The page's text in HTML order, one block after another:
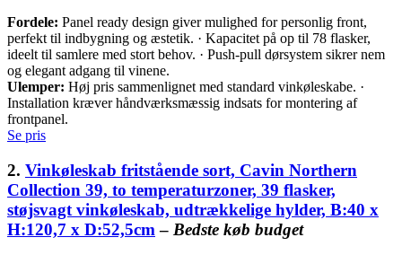
Fordele: Panel ready design giver mulighed for personlig front,
perfekt til indbygning og æstetik. · Kapacitet på op til 78 flasker,
ideelt til samlere med stort behov. · Push-pull dørsystem sikrer nem
og elegant adgang til vinene.
Ulemper: Høj pris sammenlignet med standard vinkøleskabe. ·
Installation kræver håndværksmæssig indsats for montering af
frontpanel.
Se pris
2. Vinkøleskab fritstående sort, Cavin Northern
Collection 39, to temperaturzoner, 39 flasker,
støjsvagt vinkøleskab, udtrækkelige hylder, B:40 x
H:120,7 x D:52,5cm – Bedste køb budget